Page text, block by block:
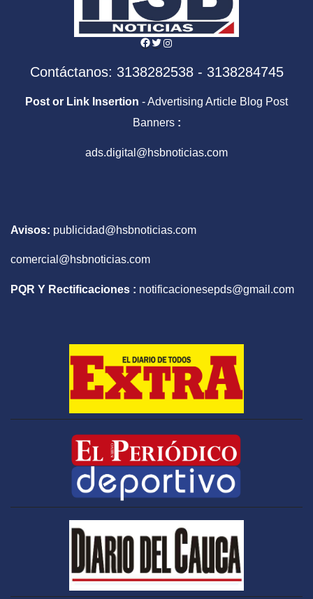
Facebook
Twitter
Instagram
Contáctanos: 3138282538 - 3138284745
Post or Link Insertion - Advertising Article Blog Post
Banners :
ads.digital@hsbnoticias.com
Avisos: publicidad@hsbnoticias.com
comercial@hsbnoticias.com
PQR Y Rectificaciones : notificacionesepds@gmail.com